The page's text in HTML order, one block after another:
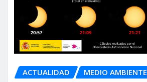
ACTUALIDAD MEDIO AMBIENTE